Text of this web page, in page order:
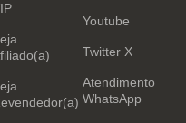
Youtube
Twitter X
Atendimento
WhatsApp